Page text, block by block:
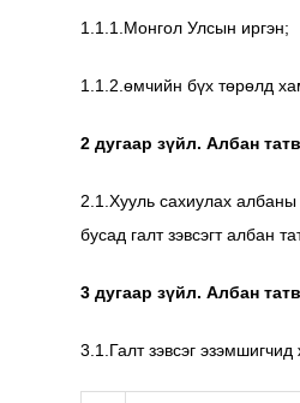
1.1.1.Монгол Улсын иргэн;
1.1.2.өмчийн бүх төрөлд
2 дугаар зүйл. Албан
2.1.Хууль сахиулах албаны
бусад галт зэвсэгт албан
3 дугаар зүйл. Албан
3.1.Галт зэвсэг